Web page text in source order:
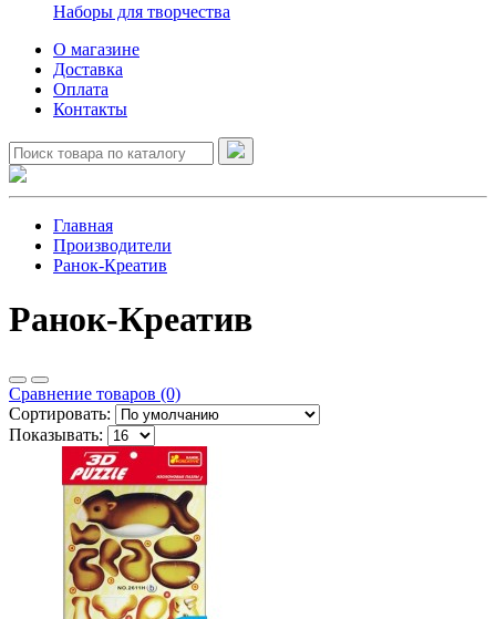
Наборы для творчества
О магазине
Доставка
Оплата
Контакты
Главная
Производители
Ранок-Креатив
Ранок-Креатив
Сравнение товаров (0)
Сортировать:
Показывать: